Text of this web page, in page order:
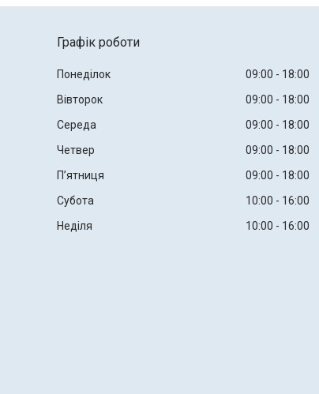
Графік роботи
Понеділок 09:00
18:00
Вівторок
09:00
18:00
Середа
09:00
18:00
Четвер
09:00
18:00
Пʼятниця
09:00
18:00
Субота
10:00
16:00
Неділя
10:00 16:00